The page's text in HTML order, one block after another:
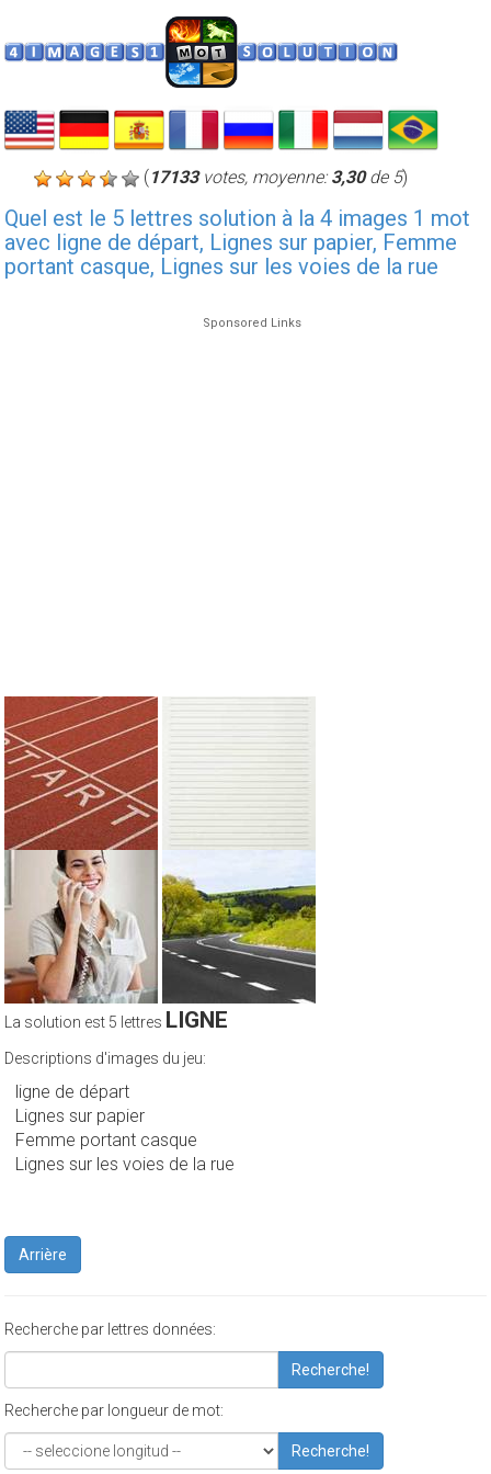
(17133votes, moyenne:3,30de 5)
Quel est le 5 lettres solution à la 4 images 1 mot
avec ligne de départ, Lignes sur papier, Femme
portant casque, Lignes sur les voies de la rue
Sponsored Links
La solution est 5 lettres LIGNE
Descriptions d'images du jeu:
ligne de départ
Lignes sur papier
Femme portant casque
Lignes sur les voies de la rue
Arrière
Recherche par lettres données:
Recherche!
Recherche par longueur de mot:
Recherche!